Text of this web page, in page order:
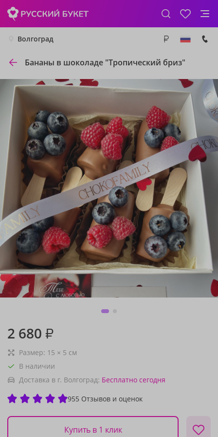
Волгоград
Бананы в шоколаде "Тропический бриз"
2 680 ₽
Размер: 15 × 5 см
В наличии
Доставка в г. Волгоград: Бесплатно сегодня
955 Отзывов и оценок
Купить в 1 клик